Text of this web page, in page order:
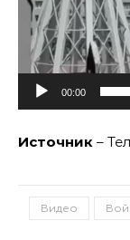
00:00
Источник –
Видео